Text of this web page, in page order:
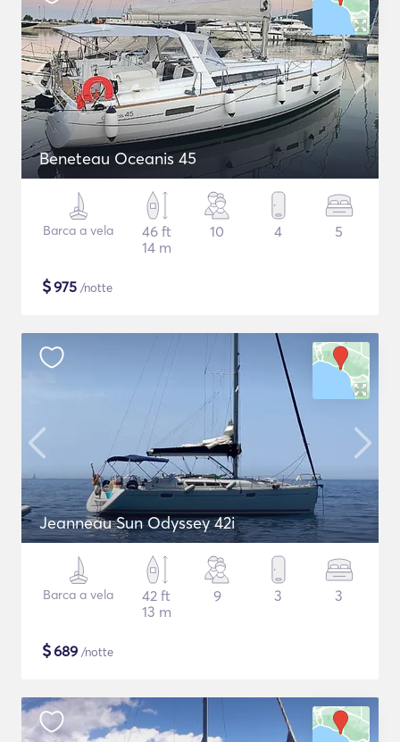
Beneteau Oceanis 45
Barca a vela
46 ft
14 m
10 4 5
$975 /notte
Jeanneau Sun Odyssey 42i
Barca a vela
42 ft
13 m
9 3 3
$689 /notte